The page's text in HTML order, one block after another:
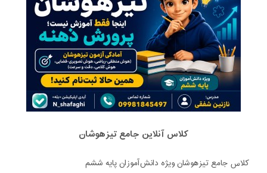
کلاس آنلاین جامع تیزهوشان
کلاس جامع تیزهوشان ویژه دانش‌آموزان پایه ششم